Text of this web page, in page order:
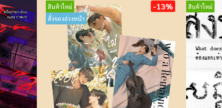
สินค้าใหม่
สั่งจองล่วงหน้า
-13% สินค้าใหม่